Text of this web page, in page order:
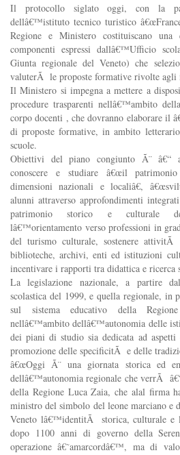
Il protocollo siglato oggi, con la
dellâ€™istituto tecnico turistico
Regione e Ministero costituiscano una
componenti espressi dallâ€™Ufficio
Giunta regionale del Veneto) che
valuterÃ le proposte formative rivolte agli
Il Ministero si impegna a mettere a
procedure trasparenti nellâ€™ambito
corpo docenti , che dovranno elaborare il
di proposte formative, in ambito
scuole.
Obiettivi del piano congiunto Ã¨ â€“
conoscere e studiare â€œil
dimensioni nazionali e localiâ€,
alunni attraverso approfondimenti
patrimonio storico e culturale del
lâ€™orientamento verso professioni in
del turismo culturale, sostenere
biblioteche, archivi, enti ed istituzioni
incentivare i rapporti tra didattica e ricerca
La legislazione nazionale, a partire
scolastica del 1999, e quella regionale, in
sul sistema educativo della
nellâ€™ambito dellâ€™autonomia delle
dei piani di studio sia dedicata ad
promozione delle specificitÃ e delle
â€œOggi Ã¨ una giornata storica ed
dellâ€™autonomia regionale che verrÃ
della Regione Luca Zaia, che alal firma
ministro del simbolo del leone marciano e
Veneto lâ€™identitÃ storica, culturale e
dopo 1100 anni di governo della
operazione â€˜amarcordâ€™, ma di